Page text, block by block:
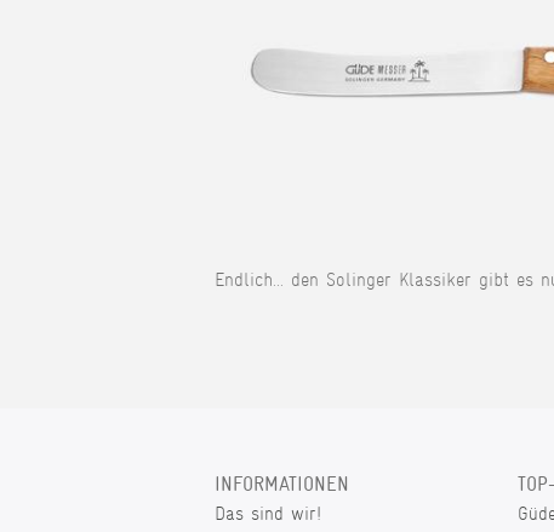
Endlich... den Solinger Klassiker gibt es
INFORMATIONEN
Das sind wir!